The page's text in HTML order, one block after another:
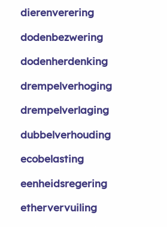
dierenverering
dodenbezwering
dodenherdenking
drempelverhoging
drempelverlaging
dubbelverhouding
ecobelasting
eenheidsregering
ethervervuiling